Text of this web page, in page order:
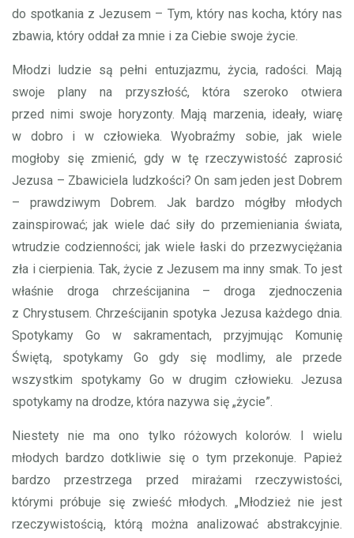
do spotkania z Jezusem – Tym, który nas kocha, który nas
zbawia, który oddał za mnie i za Ciebie swoje życie.
Młodzi ludzie są pełni entuzjazmu, życia, radości. Mają
swoje plany na przyszłość, która szeroko otwiera
przed nimi swoje horyzonty. Mają marzenia, ideały, wiarę
w dobro i w człowieka. Wyobraźmy sobie, jak wiele
mogłoby się zmienić, gdy w tę rzeczywistość zaprosić
Jezusa – Zbawiciela ludzkości? On sam jeden jest Dobrem
– prawdziwym Dobrem. Jak bardzo mógłby młodych
zainspirować; jak wiele dać siły do przemieniania świata,
wtrudzie codzienności; jak wiele łaski do przezwyciężania
zła i cierpienia. Tak, życie z Jezusem ma inny smak. To jest
właśnie droga chrześcijanina – droga zjednoczenia
z Chrystusem. Chrześcijanin spotyka Jezusa każdego dnia.
Spotykamy Go w sakramentach, przyjmując Komunię
Świętą, spotykamy Go gdy się modlimy, ale przede
wszystkim spotykamy Go w drugim człowieku. Jezusa
spotykamy na drodze, która nazywa się „życie”.
Niestety nie ma ono tylko różowych kolorów. I wielu
młodych bardzo dotkliwie się o tym przekonuje. Papież
bardzo przestrzega przed mirażami rzeczywistości,
którymi próbuje się zwieść młodych. „Młodzież nie jest
rzeczywistością, którą można analizować abstrakcyjnie.